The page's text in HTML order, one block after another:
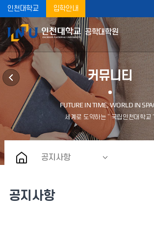
인천대학교 입학안내
공학대학원
커뮤니티
공지사항
공지사항